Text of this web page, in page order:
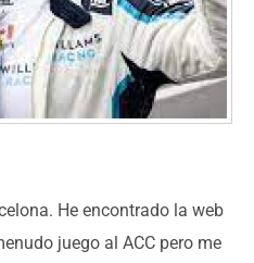
He encontrado la web
juego al ACC pero me